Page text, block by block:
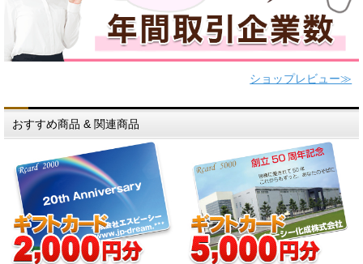
ショップレビュー≫
おすすめ商品 & 関連商品